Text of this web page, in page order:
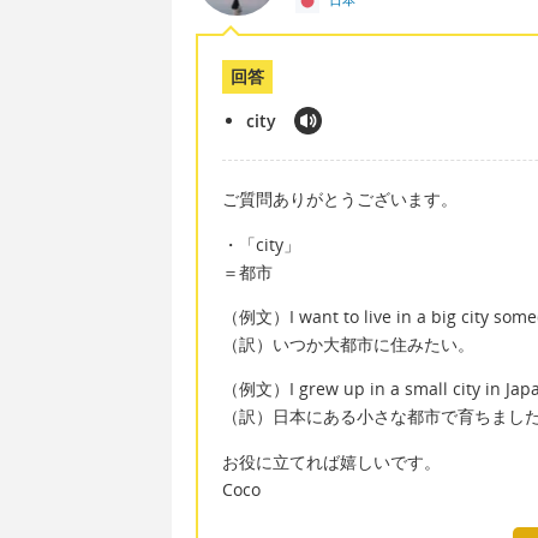
回答
city
ご質問ありがとうございます。
・「city」
＝都市
（例文）I want to live in a big city
（訳）いつか大都市に住みたい。
（例文）I grew up in a small city in
（訳）日本にある小さな都市で育ちました
お役に立てれば嬉しいです。
Coco